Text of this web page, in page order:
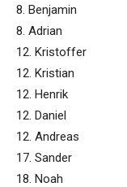
8. Benjamin
8. Adrian
12. Kristoffer
12. Kristian
12. Henrik
12. Daniel
12. Andreas
17. Sander
18. Noah